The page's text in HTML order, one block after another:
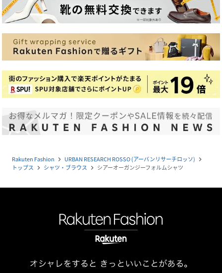
Rakuten Fashion navigate_next URBAN RESEARCH ROSSO (アーバンリサーチロッソ) navigate_next
トップス navigate_next シャツ・ブラウス navigate_next シアーオーガンジーフォルムシャツ